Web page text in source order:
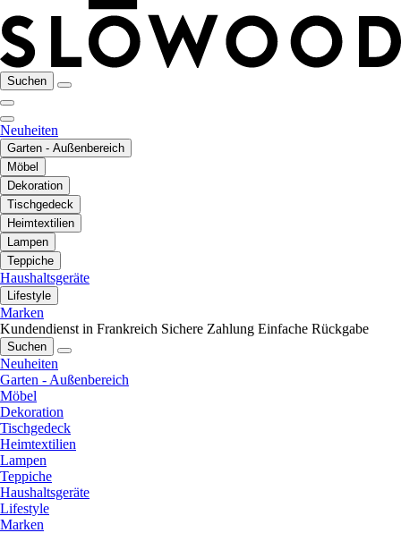
Suchen
Neuheiten
Garten - Außenbereich
Möbel
Dekoration
Tischgedeck
Heimtextilien
Lampen
Teppiche
Haushaltsgeräte
Lifestyle
Marken
Kundendienst in Frankreich Sichere Zahlung Einfache Rückgabe
Suchen
Neuheiten
Garten - Außenbereich
Möbel
Dekoration
Tischgedeck
Heimtextilien
Lampen
Teppiche
Haushaltsgeräte
Lifestyle
Marken